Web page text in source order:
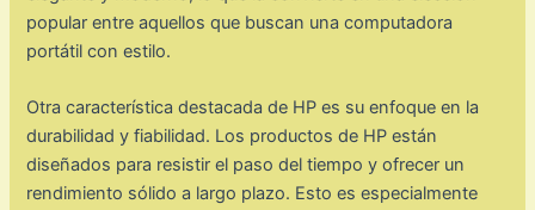
popular entre aquellos que buscan una computadora
portátil con estilo.
Otra característica destacada de HP es su enfoque en la
durabilidad y fiabilidad. Los productos de HP están
diseñados para resistir el paso del tiempo y ofrecer un
rendimiento sólido a largo plazo. Esto es especialmente